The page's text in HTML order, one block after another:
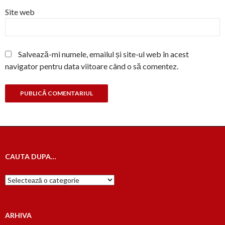
Site web
Salvează-mi numele, emailul și site-ul web în acest
navigator pentru data viitoare când o să comentez.
CAUTA DUPA…
Cauta
dupa…
ARHIVA